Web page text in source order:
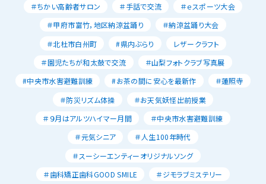
＃ちかい高齢者サロン
＃手話で交流
＃ｅスポーツ大会
＃甲府市富竹，地区納涼盆踊り
＃納涼盆踊り大会
＃北杜市白州町
#県内ぶらり
レザークラフト
＃園児たちが和太鼓で交流
＃山梨フォトクラブ写真展
#中央市水害避難訓練
#お茶の間に安心を最新作
＃蓮照寺
＃防災リズム体操
＃お天気妖怪出前授業
＃９月はアルツハイマー月間
＃中央市水害避難訓練
＃元気シニア
＃人生100年時代
＃スーシーエンティーオリジナルソング
＃歯科矯正歯科GOOD SMILE
＃ジモラブミステリー